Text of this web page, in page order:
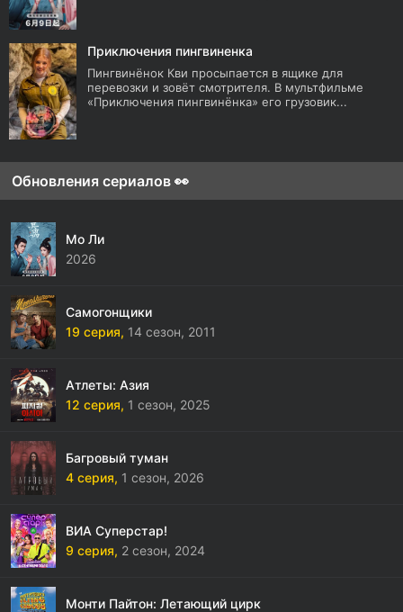
Приключения пингвиненка
Пингвинёнок Кви просыпается в ящике для
перевозки и зовёт смотрителя. В мультфильме
«Приключения пингвинёнка» его грузовик...
Обновления сериалов 👀
Мо Ли
2026
Самогонщики
19 серия, 14 сезон, 2011
Атлеты: Азия
12 серия, 1 сезон, 2025
Багровый туман
4 серия, 1 сезон, 2026
ВИА Суперстар!
9 серия, 2 сезон, 2024
Монти Пайтон: Летающий цирк